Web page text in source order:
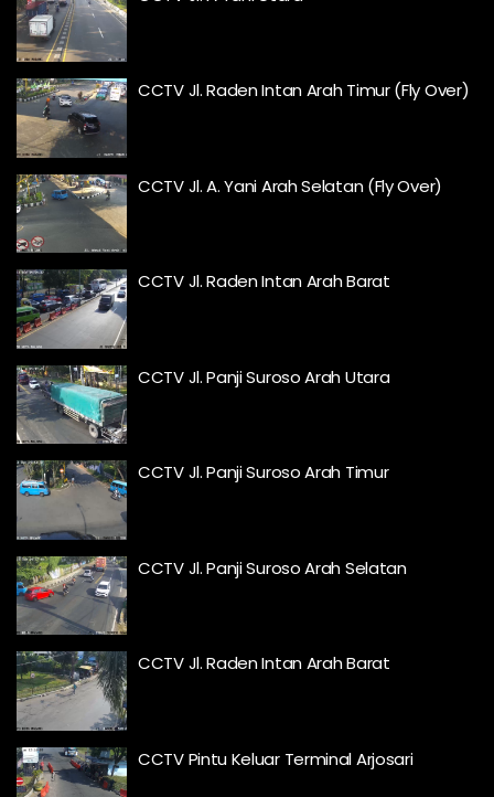
CCTV Jl. Raden Intan Arah Timur (Fly Over)
CCTV Jl. A. Yani Arah Selatan (Fly Over)
CCTV Jl. Raden Intan Arah Barat
CCTV Jl. Panji Suroso Arah Utara
CCTV Jl. Panji Suroso Arah Timur
CCTV Jl. Panji Suroso Arah Selatan
CCTV Jl. Raden Intan Arah Barat
CCTV Pintu Keluar Terminal Arjosari